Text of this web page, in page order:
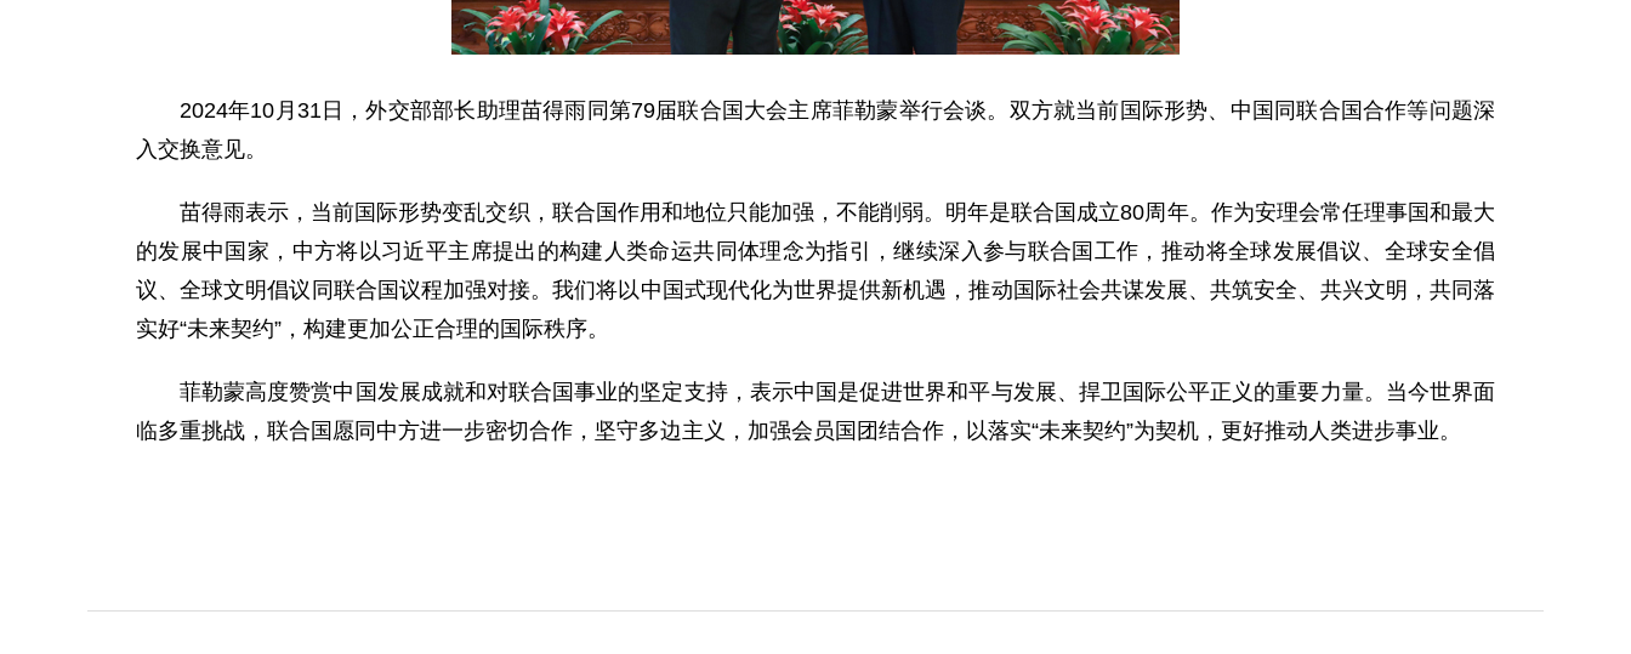
2024年10月31日，外交部部长助理苗得雨同第79届联合国大会主席菲勒蒙举行会谈。双方就当前国际形势、中国同联合国合作等问题深
入交换意见。
苗得雨表示，当前国际形势变乱交织，联合国作用和地位只能加强，不能削弱。明年是联合国成立80周年。作为安理会常任理事国和最大
的发展中国家，中方将以习近平主席提出的构建人类命运共同体理念为指引，继续深入参与联合国工作，推动将全球发展倡议、全球安全倡
议、全球文明倡议同联合国议程加强对接。我们将以中国式现代化为世界提供新机遇，推动国际社会共谋发展、共筑安全、共兴文明，共同落
实好“未来契约”，构建更加公正合理的国际秩序。
菲勒蒙高度赞赏中国发展成就和对联合国事业的坚定支持，表示中国是促进世界和平与发展、捍卫国际公平正义的重要力量。当今世界面
临多重挑战，联合国愿同中方进一步密切合作，坚守多边主义，加强会员国团结合作，以落实“未来契约”为契机，更好推动人类进步事业。